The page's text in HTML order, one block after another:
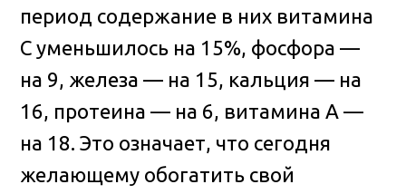
период содержание в них витамина
С уменьшилось на 15%, фосфора —
на 9, железа — на 15, кальция — на
16, протеина — на 6, витамина А —
на 18. Это означает, что сегодня
желающему обогатить свой